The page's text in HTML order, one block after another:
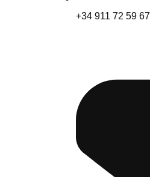
+34 911 72 59 67